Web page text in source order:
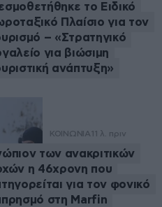
το Ειδικό
Πλαίσιο για τον
– «Στρατηγικό
για βιώσιμη
ανάπτυξη»
ΚΟΙΝΩΝΙΑ 11 λ. πριν
των ανακριτικών
η 46χρονη που
για τον φονικό
στη Marfin